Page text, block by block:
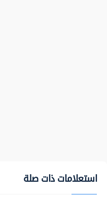
استعلامات ذات صلة